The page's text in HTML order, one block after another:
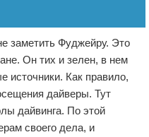
заметить Фуджейру. Это
Он тих и зелен, в нем
источники. Как правило,
дайверы. Тут
дайвинга. По этой
своего дела, и